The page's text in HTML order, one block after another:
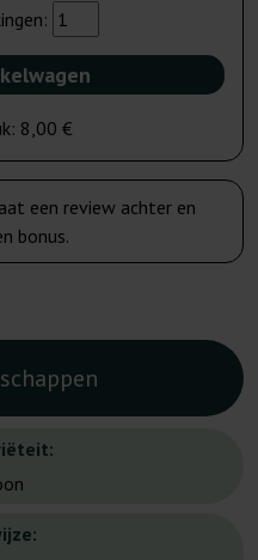
8,00 €
een review achter en
bonus.